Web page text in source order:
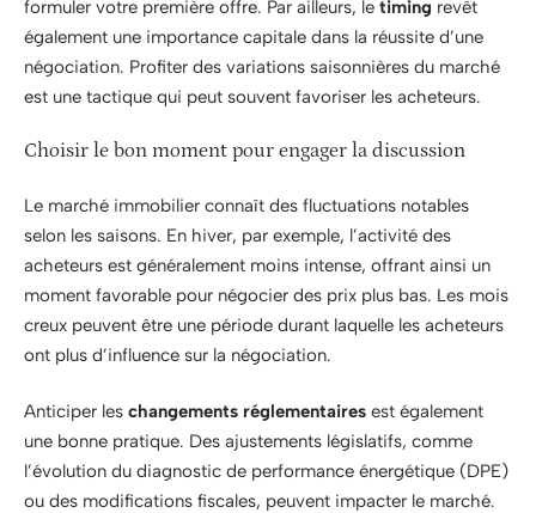
formuler votre première offre. Par ailleurs, le timing revêt
également une importance capitale dans la réussite d’une
négociation. Profiter des variations saisonnières du marché
est une tactique qui peut souvent favoriser les acheteurs.
Choisir le bon moment pour engager la discussion
Le marché immobilier connaît des fluctuations notables
selon les saisons. En hiver, par exemple, l’activité des
acheteurs est généralement moins intense, offrant ainsi un
moment favorable pour négocier des prix plus bas. Les mois
creux peuvent être une période durant laquelle les acheteurs
ont plus d’influence sur la négociation.
Anticiper les changements réglementaires est également
une bonne pratique. Des ajustements législatifs, comme
l’évolution du diagnostic de performance énergétique (DPE)
ou des modifications fiscales, peuvent impacter le marché.